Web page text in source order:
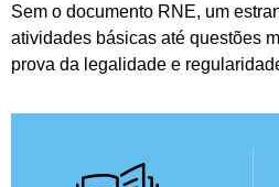
Sem o documento RNE, um
atividades básicas até questões
prova da legalidade e